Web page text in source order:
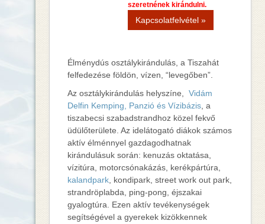
szeretnének kirándulni.
Kapcsolatfelvétel »
Élménydús osztálykirándulás, a Tiszahát
felfedezése földön, vízen, “levegőben”.
Az osztálykirándulás helyszíne,Vidám
Delfin Kemping, Panzió és Vízibázis, a
tiszabecsi szabadstrandhoz közel fekvő
üdülőterülete. Az idelátogató diákok számos
aktív élménnyel gazdagodhatnak
kirándulásuk során: kenuzás oktatása,
vízitúra, motorcsónakázás, kerékpártúra,
kalandpark, kondipark, street work out park,
strandröplabda, ping-pong, éjszakai
gyalogtúra. Ezen aktív tevékenységek
segítségével a gyerekek kizökkennek